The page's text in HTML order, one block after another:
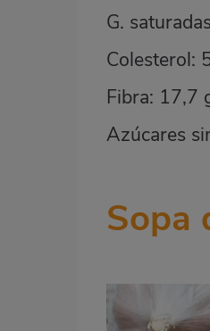
G.
Colesterol:
Fibra: 17,7
Azúcares
Sopa